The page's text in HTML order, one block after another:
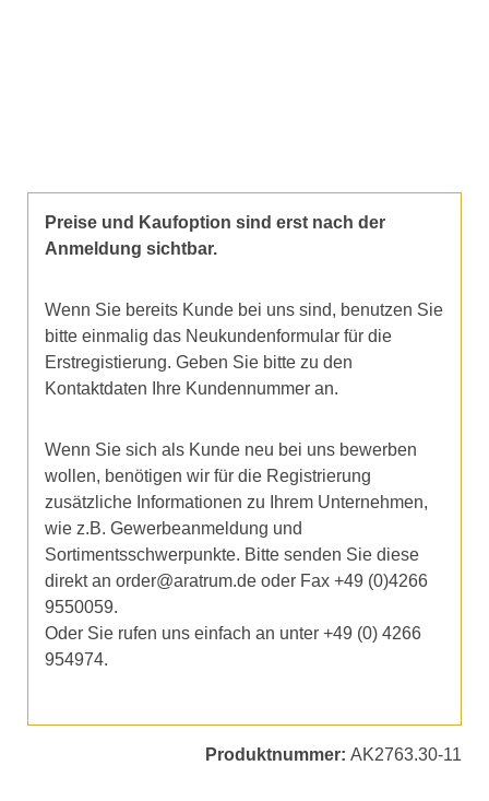
Preise und Kaufoption sind erst nach der
Anmeldung sichtbar.
Wenn Sie bereits Kunde bei uns sind, benutzen Sie
bitte einmalig das Neukundenformular für die
Erstregistierung. Geben Sie bitte zu den
Kontaktdaten Ihre Kundennummer an.
Wenn Sie sich als Kunde neu bei uns bewerben
wollen, benötigen wir für die Registrierung
zusätzliche Informationen zu Ihrem Unternehmen,
wie z.B. Gewerbeanmeldung und
Sortimentsschwerpunkte. Bitte senden Sie diese
direkt an order@aratrum.de oder Fax +49 (0)4266
9550059.
Oder Sie rufen uns einfach an unter +49 (0) 4266
954974.
Produktnummer: AK2763.30-11